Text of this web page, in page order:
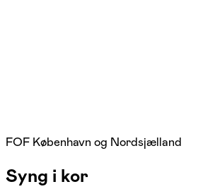
FOF København og Nordsjælland
Syng i kor